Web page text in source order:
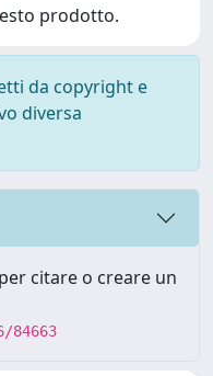
prodotto.
da copyright e
diversa
citare o creare un